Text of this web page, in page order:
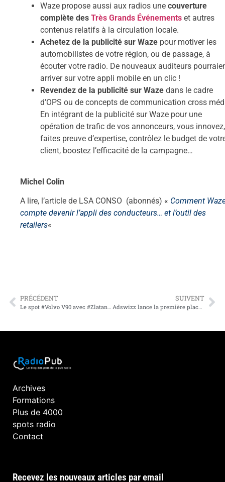
Waze propose aussi aux radios une couverture
complète des Très Grands Événements et autres
contenus relatifs à la circulation locale.
Achetez de la publicité sur Waze pour motiver les
automobilistes de votre région, ou de passage, à
écouter votre radio. De nouveaux auditeurs
arriver sur votre appli mobile en un clic !
Revendez de la publicité sur Waze dans le cadre
d’OPS ou de concepts de communication cross
En intégrant de la publicité sur Waze pour une
opération de trafic de vos annonceurs, vous innovez,
faites preuve d’expertise, contrôlez le budget de
client, boostez l’efficacité de la campagne…
Michel Colin
A lire, l’article de LSA CONSO (abonnés) « Comment
compte devenir l’appli des conducteurs… et l’outil des
retailers«
PRÉCÉDENT SUIVENT
Adswizz lance la première place de marché de monétisation des #podcasts
Archives
Formations
Plus de 4000
spots radio
Contact
Recevez les nouveaux articles par email